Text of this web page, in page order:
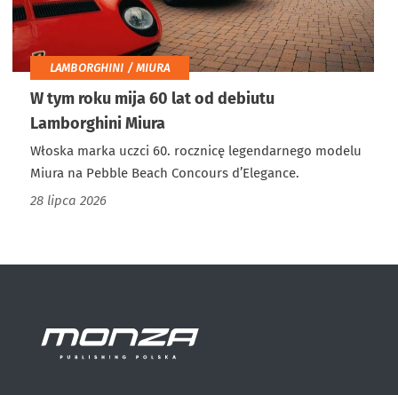
LAMBORGHINI / MIURA
W tym roku mija 60 lat od debiutu
Lamborghini Miura
Włoska marka uczci 60. rocznicę legendarnego modelu
Miura na Pebble Beach Concours d’Elegance.
28 lipca 2026